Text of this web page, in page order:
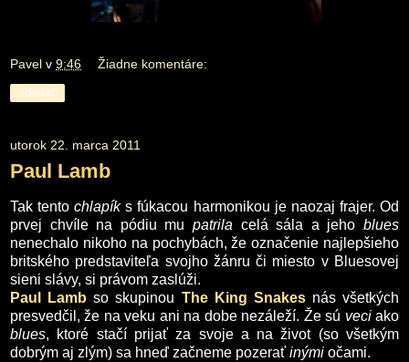
Pavel v 9:46 Žiadne komentáre:
Zdieľať
utorok 22. marca 2011
Paul Lamb
Tak tentochlapíks fúkacou harmonikou je naozaj frajer. Od
prvej chvíle na pódiu mu patrila celá sála a jehoblues
nenechalo nikoho na pochybách, že označenie najlepšieho
britského predstaviteľa svojho žánru či miesto v Bluesovej
sieni slávy, si právom zaslúži.
Paul Lamb so skupinou The King Snakesnás všetkých
presvedčil, že na veku ani na dobe nezáleží. Že sú veciako
blues, ktoré stačí prijať za svoje a na život (so všetkým
dobrým aj zlým) sa hneď začneme pozerať inými očami.